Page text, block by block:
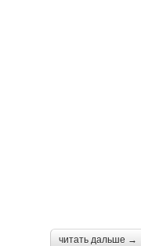
читать дальше →